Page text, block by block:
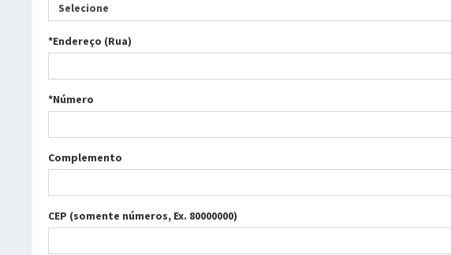
Selecione
*Endereço (Rua)
*Número
Complemento
CEP (somente números, Ex. 80000000)